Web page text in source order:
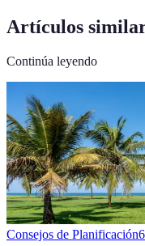
Artículos
Continúa leyendo
Consejos de Planificación6